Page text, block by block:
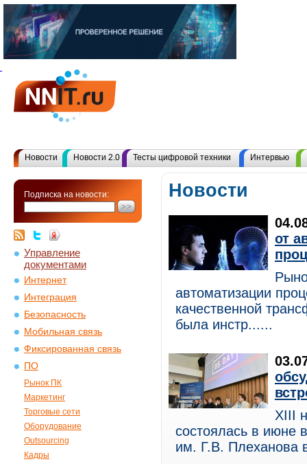
Новости Новости 2.0 Тесты цифровой техники Интервью
Подписка на новости:
Управление
документами
Интернет
Интеграция
Безопасность
Мобильная связь
Фиксированная связь
ПО
Рынок ПК
Маркетинг
Торговые сети
Оборудование
Outsourcing
Кадры
Новости
от
автоматизации
качественной
была инстр......
XIII
состоялась в июне
им. Г.В. Плеханова